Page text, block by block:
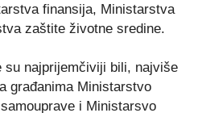
finansija, Ministarstva
zaštite životne sredine.
su najprijemčiviji bili, najviše
građanima Ministarstvo
i Ministarsvo